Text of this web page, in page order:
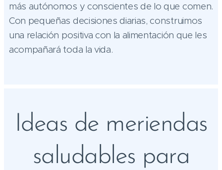
más autónomos y conscientes de lo que comen.
Con pequeñas decisiones diarias, construimos
una relación positiva con la alimentación que les
acompañará toda la vida.
Ideas de meriendas
saludables para